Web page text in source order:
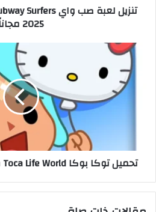
2025 مجاناً
تحميل توكا بوكا Toca Life World مهكرة 2025 APK مجاناً